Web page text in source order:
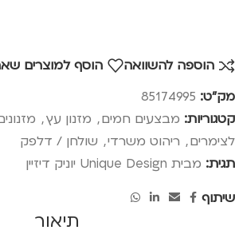
הוספה להשוואה
הוסף למוצרים
מק"ט: 85174995
קטגוריות: מבצעים חמים, מזנון עץ,
לצימרים, ריהוט משרדי, שולחן / דלפק
תגית: מבית Unique Design יוניק דיזיין
שיתוף
תיאור